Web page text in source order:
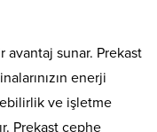
avantaj sunar. Prekast
enerji
ve işletme
Prekast cephe